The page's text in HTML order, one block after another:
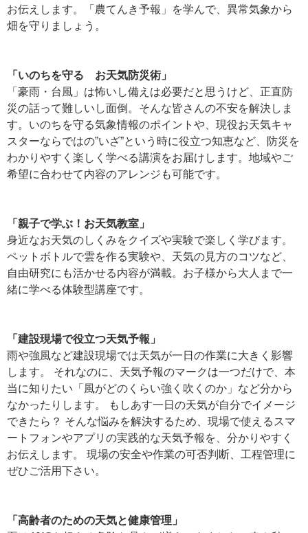
お伝えします。「農てんき予報」を学んで、異常気象から
畑を守りましょう。
「いのちを守る お天気防災術」
「豪雨・台風」は怖いし備えは必要だと思うけど、正直防
災の話って難しいし面倒。そんな皆さんの不安を解決しま
す。いのちを守る気象情報のポイントや、現役お天気キャ
スターならではの”いざ”という時に役立つ知恵など、防災を
わかりやすく楽しく学べる講演をお届けします。地域やご
希望に合わせて内容のアレンジも可能です。
「親子で学ぶ！お天気教室」
身近なお天気のしくみをクイズや実験で楽しく学びます。
ペットボトルで雲を作る実験や、天気の見方のコツなど、
自由研究にも活かせる内容が満載。お子様から大人まで一
緒に学べる体験型講座です。
「建設現場で役立つ天気予報」
雨や強風など建設現場では天気が一日の作業に大きく影響
します。 それなのに、天気予報のマークは一つだけで、本
当に知りたい「風がどのくらい強く吹くのか」など分から
なかったりします。 もしあす一日の天気が自分でイメージ
できたら？ そんな悩みを解決するため、現場で使えるスマ
ートフォンやアプリの実践的な天気予報を、分かりやすく
お伝えします。 現場の安全や作業の可否判断、工程管理に
ぜひご活用下さい。
「高齢者のための天気と健康管理」